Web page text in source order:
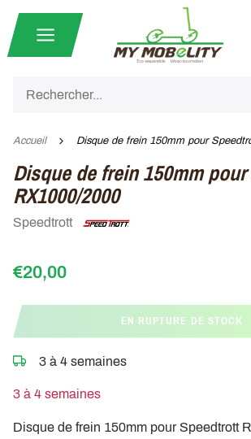
Accueil Disque de frein 150mm pour
Disque de frein 150mm
RX1000/2000
Speedtrott
€20,00
EN RUPTURE DE STOCK
3 à 4 semaines
3 à 4 semaines
Disque de frein 150mm pour Speedtrott